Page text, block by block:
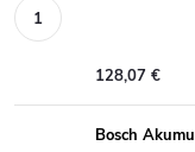
128,07 €
Bosch